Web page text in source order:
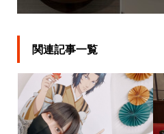
関連記事一覧